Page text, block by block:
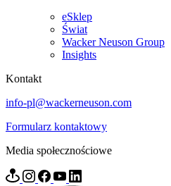
eSklep
Świat
Wacker Neuson Group
Insights
Kontakt
info-pl@wackerneuson.com
Formularz kontaktowy
Media społecznościowe